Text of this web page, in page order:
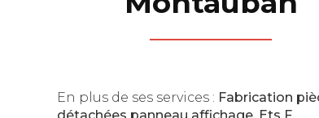
En plus de ses services : Fabrication